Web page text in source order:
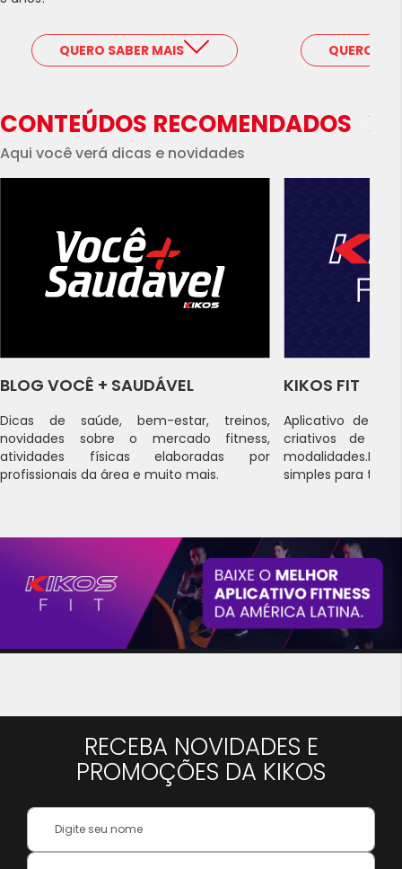
QUERO SABER MAIS QUERO
CONTEÚDOS RECOMENDADOS
Aqui você verá dicas e novidades
BLOG VOCÊ + SAUDÁVEL
Dicas de saúde, bem-estar, treinos,
novidades sobre o mercado fitness,
atividades físicas elaboradas por
profissionais da área e muito mais.
KIKOS FIT
Aplicativo de
criativos de
simples para
RECEBA NOVIDADES E
PROMOÇÕES DA KIKOS
Your
Name:
Inscreva-